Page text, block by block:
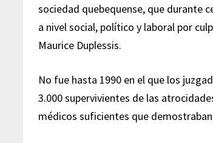
sociedad quebequense, que durante
a nivel social, político y laboral por
Maurice Duplessis.
No fue hasta 1990 en el que los
3.000 supervivientes de las
médicos suficientes que